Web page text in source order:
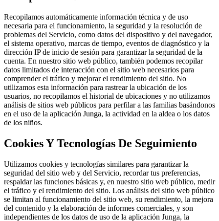
Recopilamos automáticamente información técnica y de uso
necesaria para el funcionamiento, la seguridad y la resolución de
problemas del Servicio, como datos del dispositivo y del navegador,
el sistema operativo, marcas de tiempo, eventos de diagnóstico y la
dirección IP de inicio de sesión para garantizar la seguridad de la
cuenta. En nuestro sitio web público, también podemos recopilar
datos limitados de interacción con el sitio web necesarios para
comprender el tráfico y mejorar el rendimiento del sitio. No
utilizamos esta información para rastrear la ubicación de los
usuarios, no recopilamos el historial de ubicaciones y no utilizamos
análisis de sitios web públicos para perfilar a las familias basándonos
en el uso de la aplicación Junga, la actividad en la aldea o los datos
de los niños.
Cookies Y Tecnologías De Seguimiento
Utilizamos cookies y tecnologías similares para garantizar la
seguridad del sitio web y del Servicio, recordar tus preferencias,
respaldar las funciones básicas y, en nuestro sitio web público, medir
el tráfico y el rendimiento del sitio. Los análisis del sitio web público
se limitan al funcionamiento del sitio web, su rendimiento, la mejora
del contenido y la elaboración de informes comerciales, y son
independientes de los datos de uso de la aplicación Junga, la